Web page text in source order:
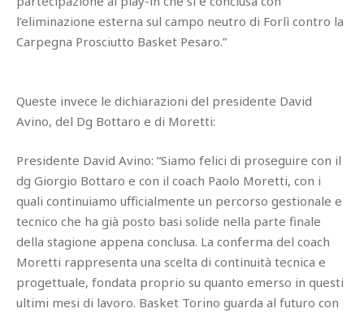
l’eliminazione esterna sul campo neutro di Forlì contro la
Carpegna Prosciutto Basket Pesaro.”
Queste invece le dichiarazioni del presidente David
Avino, del Dg Bottaro e di Moretti:
Presidente David Avino: “Siamo felici di proseguire con il
dg Giorgio Bottaro e con il coach Paolo Moretti, con i
quali continuiamo ufficialmente un percorso gestionale e
tecnico che ha già posto basi solide nella parte finale
della stagione appena conclusa. La conferma del coach
Moretti rappresenta una scelta di continuità tecnica e
progettuale, fondata proprio su quanto emerso in questi
ultimi mesi di lavoro. Basket Torino guarda al futuro con